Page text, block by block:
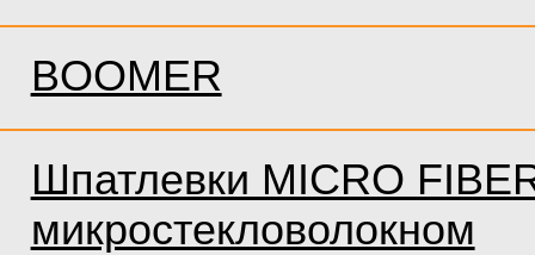
BOOMER
Шпатлевки MICRO
микростекловолокном